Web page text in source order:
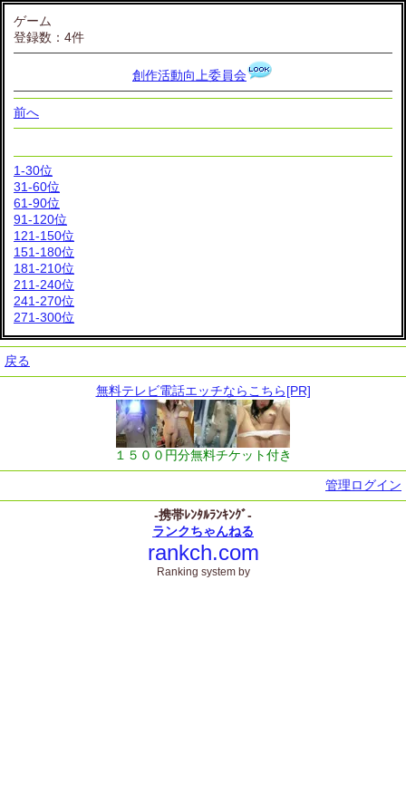
ゲーム
登録数：4件
創作活動向上委員会
前へ
1-30位
31-60位
61-90位
91-120位
121-150位
151-180位
181-210位
211-240位
241-270位
271-300位
戻る
無料テレビ電話エッチならこちら[PR]
１５００円分無料チケット付き
管理ログイン
-携帯ﾚﾝﾀﾙﾗﾝｷﾝｸﾞ-
ランクちゃんねる
rankch.com
Ranking system by